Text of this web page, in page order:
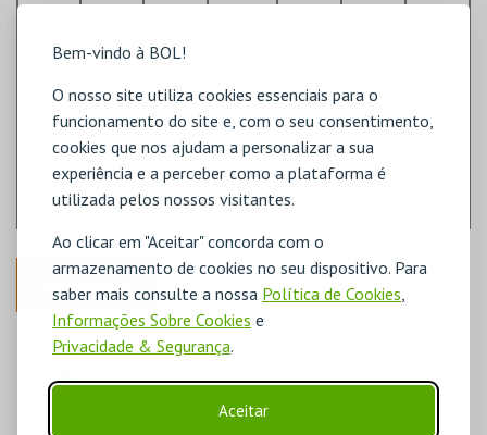
Bem-vindo à BOL!
O nosso site utiliza cookies essenciais para o
funcionamento do site e, com o seu consentimento,
cookies que nos ajudam a personalizar a sua
experiência e a perceber como a plataforma é
utilizada pelos nossos visitantes.
Ao clicar em "Aceitar" concorda com o
armazenamento de cookies no seu dispositivo. Para
saber mais consulte a nossa Política de Cookies
Informações Sobre Cookies e
Privacidade & Segurança.
Aceitar
22 23
29 30 31 1 2 3
5 6 7 8 9
ANTERIOR
DISPONÍVEL
POUCO DISPONÍVEL
ESGOTADO